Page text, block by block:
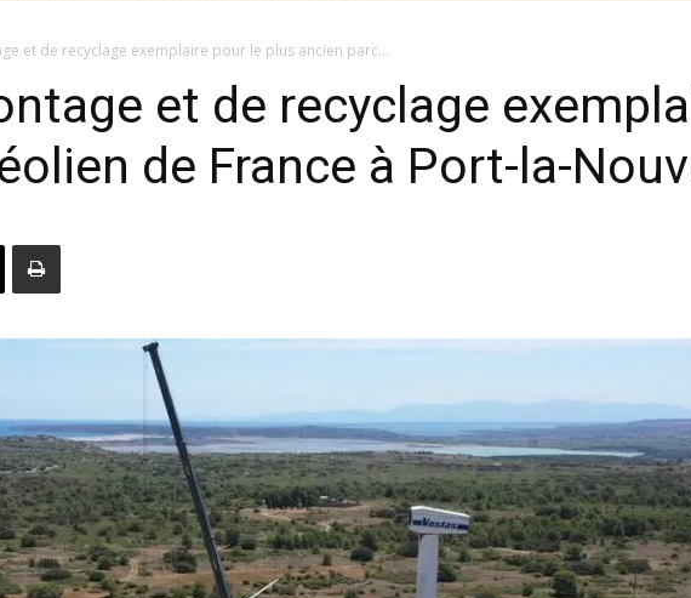
et de recyclage exemplaire pour le plus ancien parc...
et de recyclage
de France à Port-la-